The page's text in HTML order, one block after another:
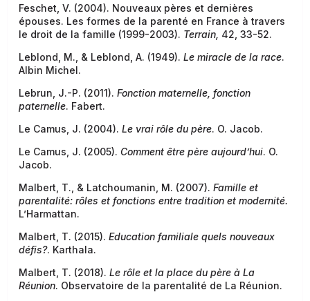
Feschet, V. (2004). Nouveaux pères et dernières
épouses. Les formes de la parenté en France à travers
le droit de la famille (1999-2003). Terrain, 42, 33-52.
Leblond, M., & Leblond, A. (1949). Le miracle de la race.
Albin Michel.
Lebrun, J.-P. (2011). Fonction maternelle, fonction
paternelle. Fabert.
Le Camus, J. (2004). Le vrai rôle du père. O. Jacob.
Le Camus, J. (2005). Comment être père aujourd’hui. O.
Jacob.
Malbert, T., & Latchoumanin, M. (2007). Famille et
parentalité: rôles et fonctions entre tradition et modernité.
L’Harmattan.
Malbert, T. (2015). Education familiale quels nouveaux
défis?. Karthala.
Malbert, T. (2018). Le rôle et la place du père à La
Réunion. Observatoire de la parentalité de La Réunion.